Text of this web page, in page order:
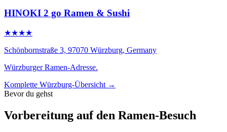
HINOKI 2 go Ramen & Sushi
★★★★
Schönbornstraße 3, 97070 Würzburg, Germany
Würzburger Ramen-Adresse.
Komplette Würzburg-Übersicht →
Bevor du gehst
Vorbereitung auf den Ramen-Besuch